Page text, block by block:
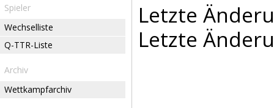
Spieler
Wechselliste
Q-TTR-Liste
Archiv
Wettkampfarchiv
Letzte
Letzte